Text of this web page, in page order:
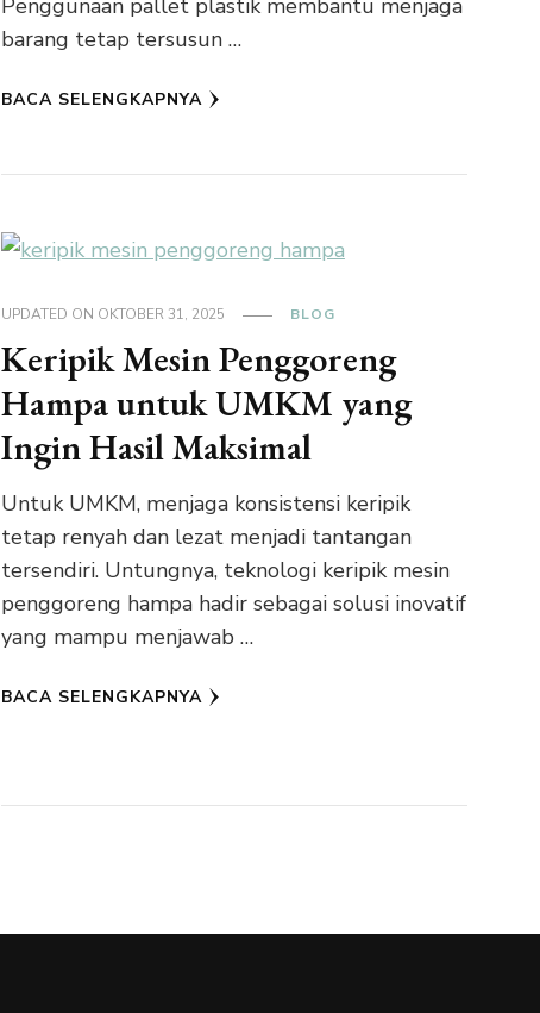
Penggunaan pallet plastik membantu menjaga
barang tetap tersusun …
BACA SELENGKAPNYA
UPDATED ON OKTOBER 31, 2025 BLOG
Keripik Mesin Penggoreng
Hampa untuk UMKM yang
Ingin Hasil Maksimal
Untuk UMKM, menjaga konsistensi keripik
tetap renyah dan lezat menjadi tantangan
tersendiri. Untungnya, teknologi keripik mesin
penggoreng hampa hadir sebagai solusi inovatif
yang mampu menjawab …
BACA SELENGKAPNYA